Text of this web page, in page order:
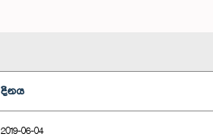
දිනය
2019-06-04